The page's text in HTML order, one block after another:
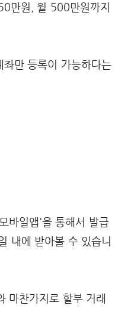
만원, 월 500만원까지
만 등록이 가능하다는
바일앱'을 통해서 발급
내에 받아볼 수 있습니
마찬가지로 할부 거래